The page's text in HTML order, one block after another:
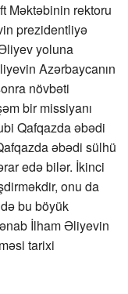
Məktəbinin rektoru
prezidentliyə
yoluna
Azərbaycanın
növbəti
bir missiyanı
Qafqazda əbədi
əbədi sülhü
edə bilər. İkinci
onu da
bu böyük
İlham Əliyevin
tarixi